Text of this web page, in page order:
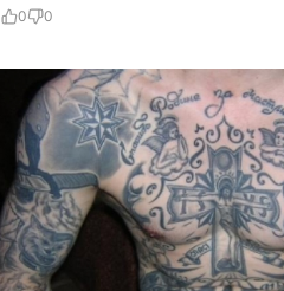
0 0